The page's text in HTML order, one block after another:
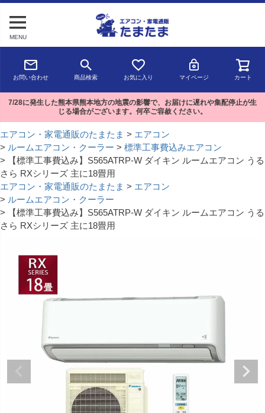
MENU
お問い合わせ 商品検索 お気に入り マイページ カート
7/28に発生した熊本県熊本地方の地震の影響で、お届けに遅れや集配停止が生
じる場合がございます。何卒ご容赦ください。
エアコン・家電通販のたまたま
エアコン
ルームエアコン・クーラー
標準工事費込みエアコン
【標準工事費込み】S565ATRP-W ダイキン ルームエアコン うる
さら RXシリーズ 主に18畳用
エアコン・家電通販のたまたま
エアコン
ルームエアコン・クーラー
【標準工事費込み】S565ATRP-W ダイキン ルームエアコン うる
さら RXシリーズ 主に18畳用